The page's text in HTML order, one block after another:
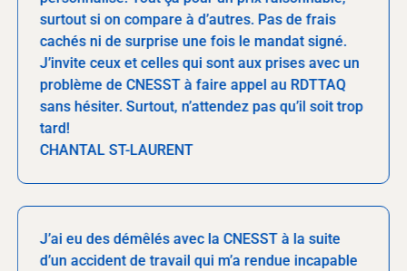
surtout si on compare à d’autres. Pas de frais
cachés ni de surprise une fois le mandat signé.
J’invite ceux et celles qui sont aux prises avec un
problème de CNESST à faire appel au RDTTAQ
sans hésiter. Surtout, n’attendez pas qu’il soit trop
tard!
CHANTAL ST-LAURENT
J’ai eu des démêlés avec la CNESST à la suite
d’un accident de travail qui m’a rendue incapable